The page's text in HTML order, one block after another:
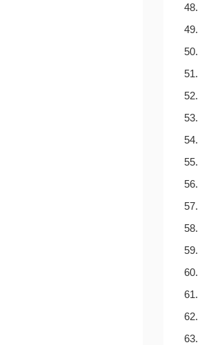
48.
49.
50.
51.
52.
53.
54.
55.
56.
57.
58.
59.
60.
61.
62.
63.